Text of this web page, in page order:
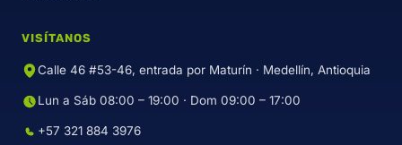
VISÍTANOS
Calle 46 #53-46, entrada por Maturín · Medellín, Antioquia
Lun a Sáb 08:00 – 19:00 · Dom 09:00 – 17:00
+57 321 884 3976